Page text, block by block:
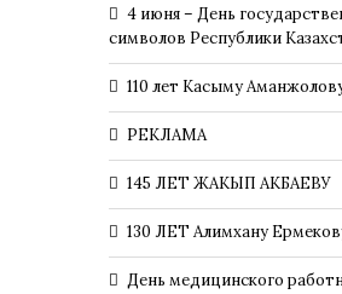
4 июня – День
символов Республики
110 лет Касыму
РЕКЛАМА
145 ЛЕТ ЖАКЫП АКБАЕВУ
130 ЛЕТ Алимхану
День медицинского